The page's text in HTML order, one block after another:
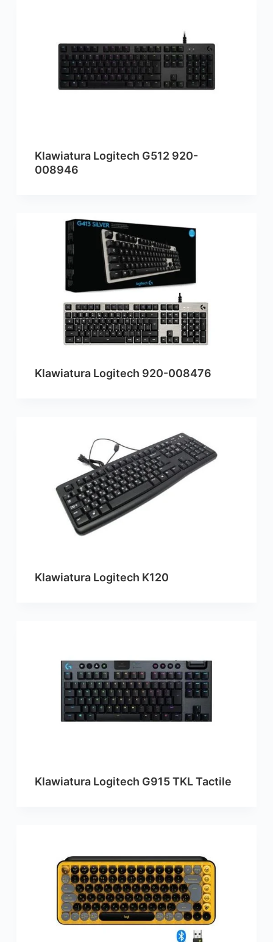
Klawiatura Logitech G512 920-
008946
Klawiatura Logitech 920-008476
Klawiatura Logitech K120
Klawiatura Logitech G915 TKL Tactile